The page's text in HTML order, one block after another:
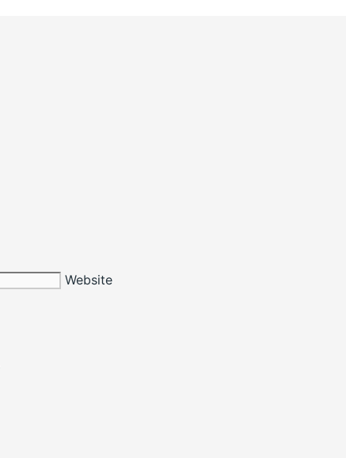
Website